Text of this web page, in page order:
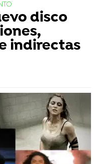
disco
indirectas